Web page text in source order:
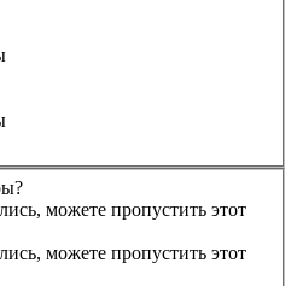
можете пропустить этот
можете пропустить этот